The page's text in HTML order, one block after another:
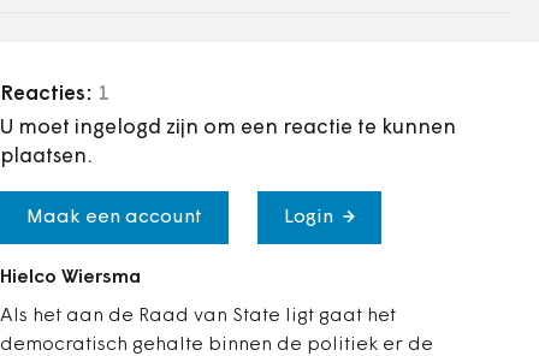
Reacties: 1
U moet ingelogd zijn om een reactie te kunnen
plaatsen.
Maak een account Login
Hielco Wiersma
Als het aan de Raad van State ligt gaat het
democratisch gehalte binnen de politiek er de